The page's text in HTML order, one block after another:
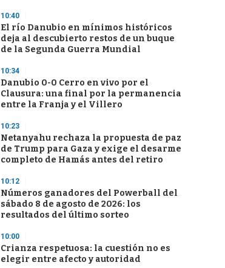
10:40
El río Danubio en mínimos históricos
deja al descubierto restos de un buque
de la Segunda Guerra Mundial
10:34
Danubio 0-0 Cerro en vivo por el
Clausura: una final por la permanencia
entre la Franja y el Villero
10:23
Netanyahu rechaza la propuesta de paz
de Trump para Gaza y exige el desarme
completo de Hamás antes del retiro
10:12
Números ganadores del Powerball del
sábado 8 de agosto de 2026: los
resultados del último sorteo
10:00
Crianza respetuosa: la cuestión no es
elegir entre afecto y autoridad